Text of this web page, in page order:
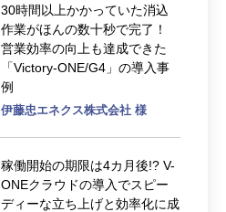
30時間以上かかっていた消込
作業がほんの数十秒で完了！
営業効率の向上も達成できた
「Victory-ONE/G4」の導入事
例
伊藤忠エネクス株式会社 様
稼働開始の期限は4カ月後!? V-
ONEクラウドの導入でスピー
ディーな立ち上げと効率化に成